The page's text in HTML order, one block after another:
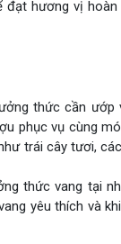
đạt hương vị hoàn
thức cần ướp
phục vụ cùng
trái cây tươi,
thức vang tại
yêu thích và